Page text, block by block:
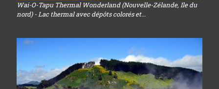
Wai-O-Tapu Thermal Wonderland (Nouvelle-Zélande, Ile du
nord) - Lac thermal avec dépôts colorés et...